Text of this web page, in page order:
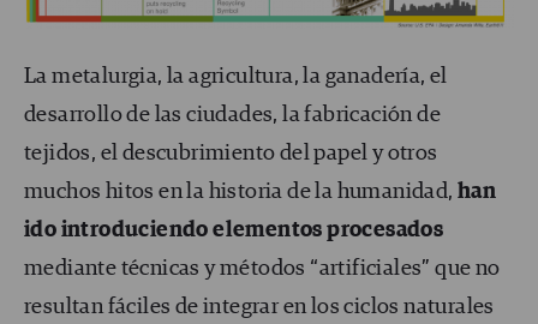
La metalurgia, la agricultura, la ganadería, el
desarrollo de las ciudades, la fabricación de
tejidos, el descubrimiento del papel y otros
muchos hitos en la historia de la humanidad, han
ido introduciendo elementos procesados
mediante técnicas y métodos “artificiales” que no
resultan fáciles de integrar en los ciclos naturales